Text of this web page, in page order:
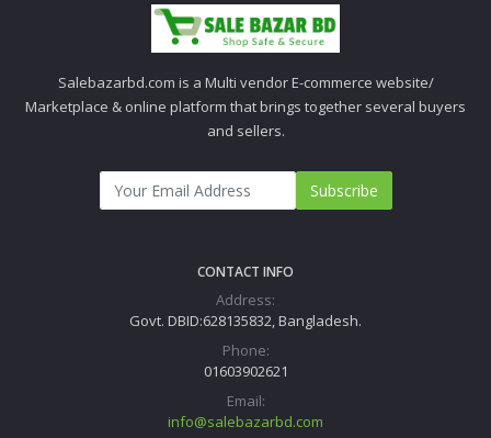
Salebazarbd.com is a Multi vendor E-commerce website/
Marketplace & online platform that brings together several buyers
and sellers.
Subscribe
CONTACT INFO
Address:
Govt. DBID:628135832, Bangladesh.
Phone:
01603902621
Email:
info@salebazarbd.com